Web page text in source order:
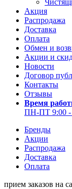
Акция
Распродажа
Доставка
Оплата
Обмен и
Акции и
Новости
Договор
Контакты
Отзывы
Время
ПН-ПТ 9:00 -
Бренды
Акции
Распродажа
Доставка
Оплата
прием заказов на